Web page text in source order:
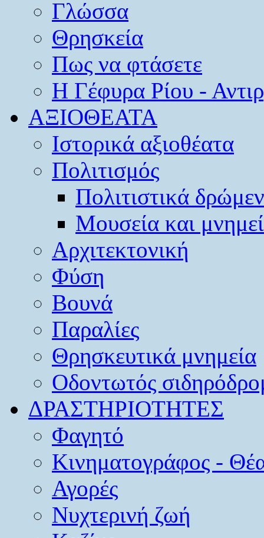
Γλώσσα
Θρησκεία
Πως να φτάσετε
Η Γέφυρα Ρίου -
ΑΞΙΟΘΕΑΤΑ
Ιστορικά αξιοθέατα
Πολιτισμός
Πολιτιστικά
Μουσεία και
Αρχιτεκτονική
Φύση
Βουνά
Παραλίες
Θρησκευτικά μνημεία
Οδοντωτός
ΔΡΑΣΤΗΡΙΟΤΗΤΕΣ
Φαγητό
Κινηματογράφος -
Αγορές
Νυχτερινή ζωή